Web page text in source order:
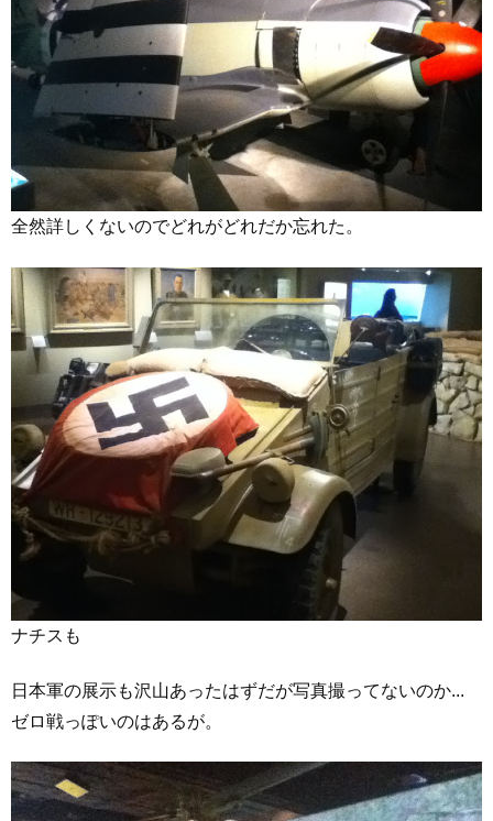
全然詳しくないのでどれがどれだか忘れた。
ナチスも
日本軍の展示も沢山あったはずだが写真撮ってないのか...
ゼロ戦っぽいのはあるが。